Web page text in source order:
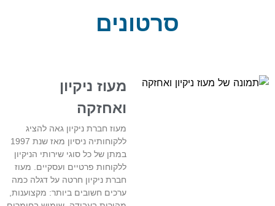
סרטונים
מעוז ניקיון
ואחזקה
מעוז חברת ניקיון גאה להציג
ללקוחותיה ניסיון מאז שנת 1997
במתן של כל סוגי שירותי הניקיון
ללקוחות פרטיים ועסקיים. מעוז
חברת ניקיון חרטה על דגלה כמה
ערכים חשובים ביותר: מקצוענות,